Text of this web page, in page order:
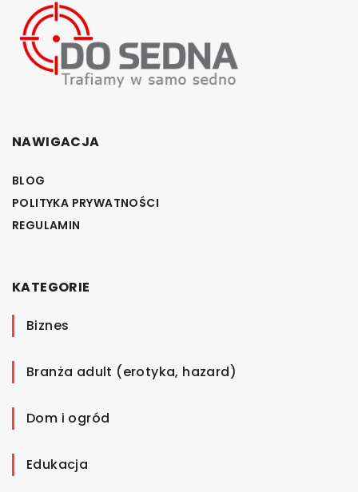
NAWIGACJA
BLOG
POLITYKA PRYWATNOŚCI
REGULAMIN
KATEGORIE
Biznes
Branża adult (erotyka, hazard)
Dom i ogród
Edukacja